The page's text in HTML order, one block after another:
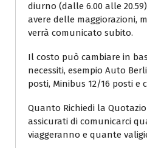
diurno (dalle 6.00 alle
avere delle maggiorazioni,
verrà comunicato subito.
Il costo può cambiare in
necessiti, esempio Auto
posti, Minibus 12/16 posti e
Quanto Richiedi la
assicurati di comunicarci
viaggeranno e quante